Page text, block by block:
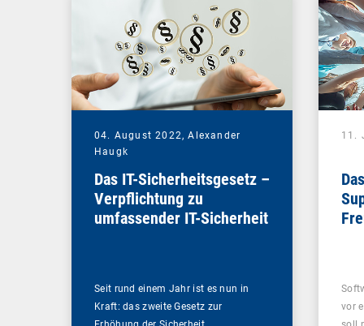
04. August 2022,Alexander
Haugk
Das IT-Sicherheitsgesetz –
Verpflichtung zu
umfassender IT-Sicherheit
Seit rund einem Jahr ist es nun in
Kraft: das zweite Gesetz zur
11.
vor